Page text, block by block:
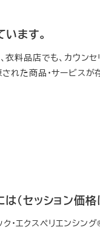
ます。
料品店でも、カウン
された商品・サービス
セッション価格
・エクスペリエンシ